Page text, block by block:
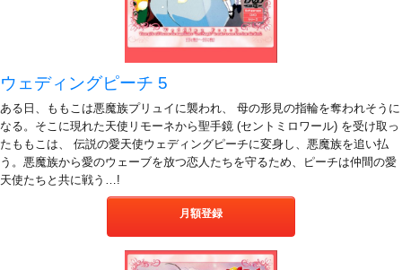
ウェディングピーチ 5
ある日、ももこは悪魔族プリュイに襲われ、 母の形見の指輪を奪われそうに
なる。そこに現れた天使リモーネから聖手鏡 (セントミロワール) を受け取っ
たももこは、 伝説の愛天使ウェディングピーチに変身し、悪魔族を追い払
う。悪魔族から愛のウェーブを放つ恋人たちを守るため、ピーチは仲間の愛
天使たちと共に戦う…!
月額登録